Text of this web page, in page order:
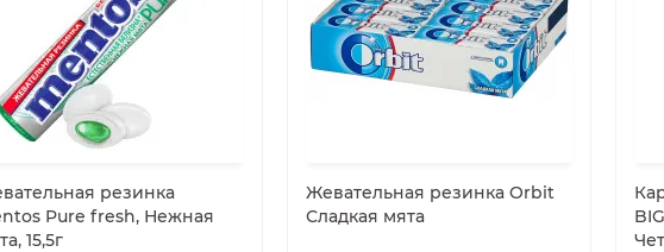
резинка
Pure fresh, Нежная
15,5г
Жевательная резинка Orbit
Сладкая мята